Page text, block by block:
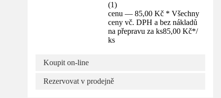
(1)
cenu — 85,00 Kč * Všechny
ceny vč. DPH a bez nákladů
na přepravu za ks85,00 Kč*/
ks
Koupit on-line
Rezervovat v prodejně